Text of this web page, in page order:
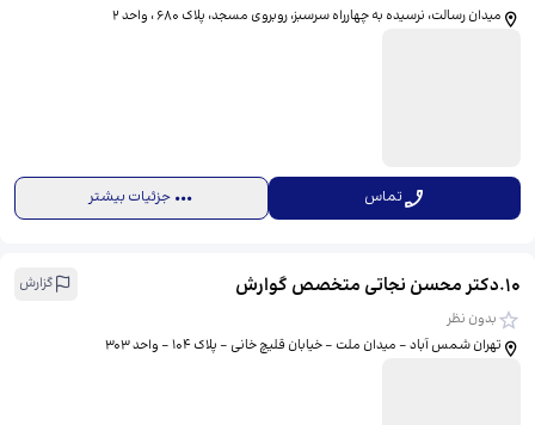
میدان رسالت، نرسیده به چهارراه سرسبز، روبروی مسجد، پلاک 680 ، واحد ۲
تماس جزئیات بیشتر
10
.دکتر محسن نجاتی متخصص گوارش
گزارش
بدون نظر
تهران شمس آباد - میدان ملت - خیابان قلیچ خانی - پلاک 104 - واحد 303